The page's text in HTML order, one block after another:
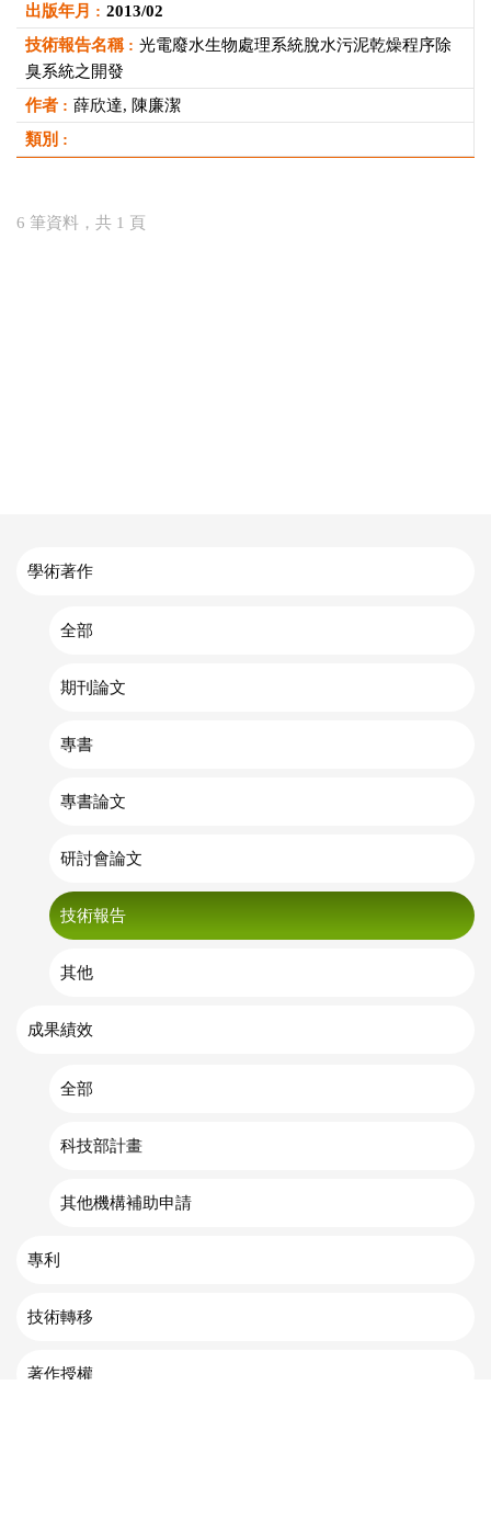
2013/02
光電廢水生物處理系統脫水污泥乾燥程序除
臭系統之開發
薛欣達, 陳廉潔
6 筆資料，共 1 頁
學術著作
全部
期刊論文
專書
專書論文
研討會論文
技術報告
其他
成果績效
全部
科技部計畫
其他機構補助申請
專利
技術轉移
著作授權